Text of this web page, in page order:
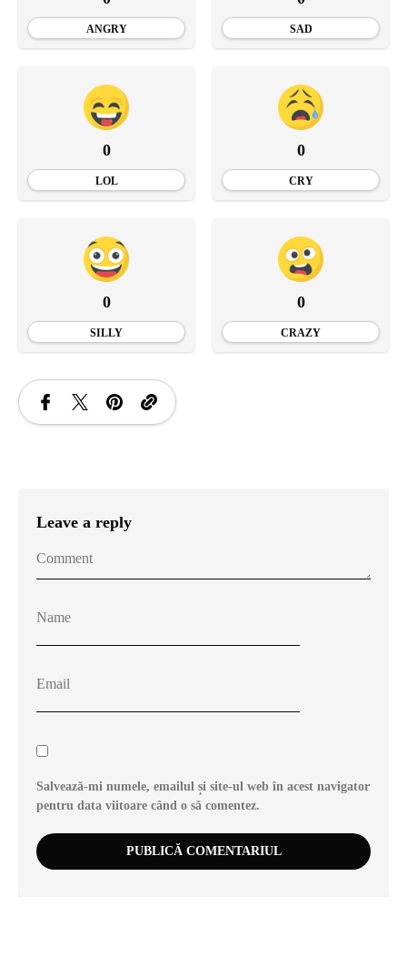
ANGRY SAD
0
LOL
0
CRY
0
SILLY
0
CRAZY
Leave a reply
Salvează-mi numele, emailul și site-ul web în acest navigator
pentru data viitoare când o să comentez.